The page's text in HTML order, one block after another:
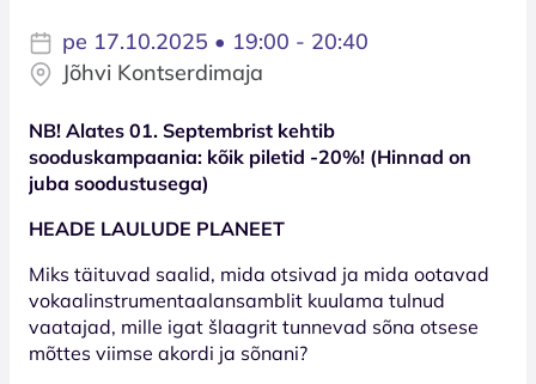
pe 17.10.2025 • 19:00 - 20:40
Jõhvi Kontserdimaja
NB! Alates 01. Septembrist kehtib
sooduskampaania: kõik piletid -20%! (Hinnad on
juba soodustusega)
HEADE LAULUDE PLANEET
Miks täituvad saalid, mida otsivad ja mida ootavad
vokaalinstrumentaalansamblit kuulama tulnud
vaatajad, mille igat šlaagrit tunnevad sõna otsese
mõttes viimse akordi ja sõnani?